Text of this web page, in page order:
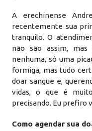
A erechinense
recentemente sua
tranquilo. O
não são assim,
nenhuma, só uma
formiga, mas tudo
doar sangue e,
vidas, o que é
precisando. Eu prefiro
Como agendar sua